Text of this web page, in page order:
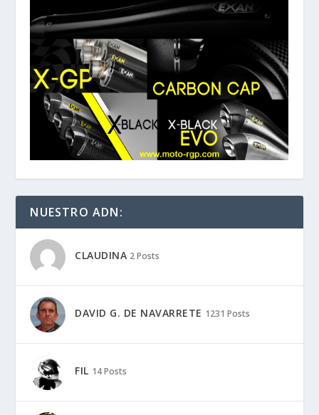
NUESTRO ADN:
CLAUDINA 2 Posts
DAVID G. DE NAVARRETE 1231 Posts
FIL 14 Posts